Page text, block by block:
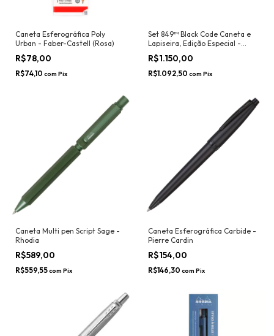
Caneta Esferográfica Poly
Urban - Faber-Castell (Rosa)
R$78,00
R$74,10 com Pix
Set 849™ Black Code Caneta e
Lapiseira, Edição Especial -
Caran d'Ache
R$1.150,00
R$1.092,50 com Pix
Caneta Multi pen Script Sage -
Rhodia
R$589,00
R$559,55com Pix
Caneta Esferográfica Carbide -
Pierre Cardin
R$154,00
R$146,30 com Pix